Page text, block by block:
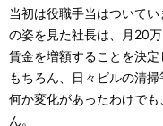
当初は役職手当はついて
の姿を見た社長は、月20
賃金を増額することを決定
もちろん、日々ビルの清
何か変化があったわけで
ん。